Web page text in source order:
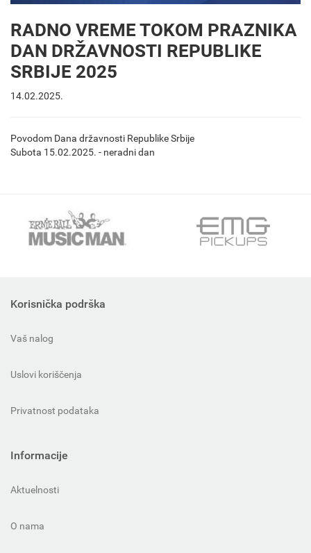
RADNO VREME TOKOM PRAZNIKA
DAN DRŽAVNOSTI REPUBLIKE
SRBIJE 2025
14.02.2025.
Povodom Dana državnosti Republike Srbije
Subota 15.02.2025. - neradni dan
Korisnička podrška
Vaš nalog
Uslovi koriščenja
Privatnost podataka
Informacije
Aktuelnosti
O nama